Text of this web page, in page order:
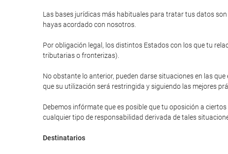
Las bases jurídicas más habituales para tratar tus datos
hayas acordado con nosotros.
Por obligación legal, los distintos Estados con los que tu
tributarias o fronterizas).
No obstante lo anterior, pueden darse situaciones en las
que su utilización será restringida y siguiendo las mejores
Debemos infórmate que es posible que tu oposición a
cualquier tipo de responsabilidad derivada de tales
Destinatarios